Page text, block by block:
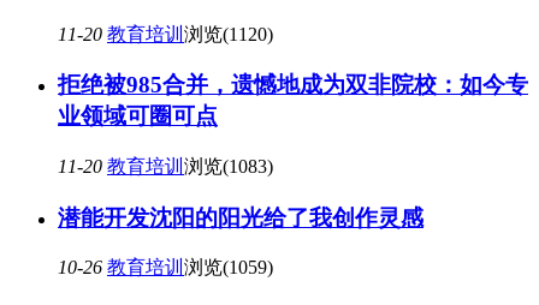
11-20 教育培训 浏览(1120)
拒绝被985合并，遗憾地成为双非院校：如今专
业领域可圈可点
11-20 教育培训 浏览(1083)
潜能开发沈阳的阳光给了我创作灵感
10-26 教育培训 浏览(1059)